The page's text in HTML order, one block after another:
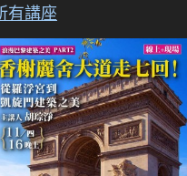
有講座